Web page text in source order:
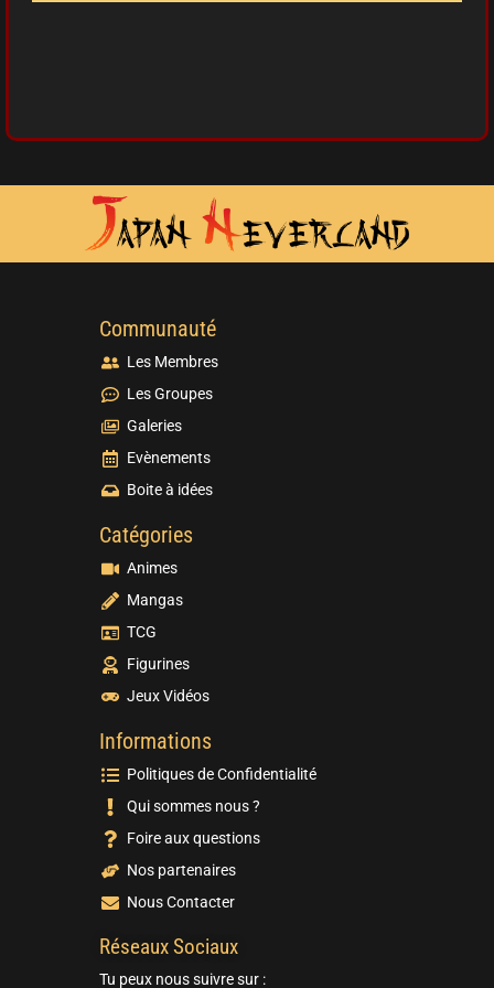
Communauté
Les Membres
Les Groupes
Galeries
Evènements
Boite à idées
Catégories
Animes
Mangas
TCG
Figurines
Jeux Vidéos
Informations
Politiques de Confidentialité
Qui sommes nous ?
Foire aux questions
Nos partenaires
Nous Contacter
Réseaux Sociaux
Tu peux nous suivre sur :